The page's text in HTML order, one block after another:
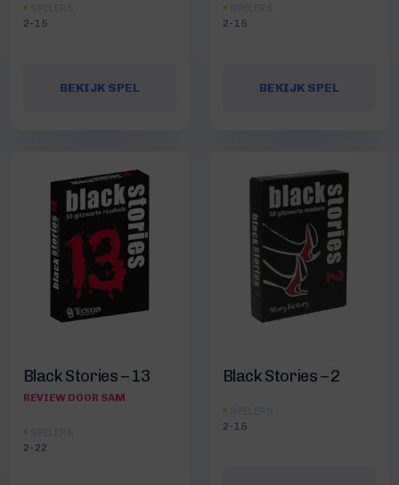
2-15
BEKIJK SPEL
2-15
BEKIJK SPEL
Black Stories – 13
REVIEW DOOR SAM
2-22
Black Stories – 2
2-15